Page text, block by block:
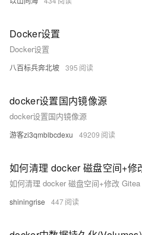
Docker设置
Docker设置
八百标兵奔北坡 395
docker设置国内镜像源
docker设置国内镜像源
游客zi3qmblbcdexu 49209
shiningrise 447